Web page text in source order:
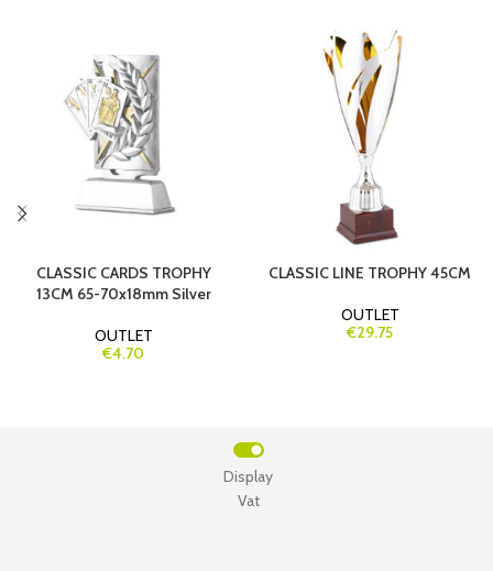
CLASSIC CARDS TROPHY
13CM 65-70x18mm Silver
OUTLET
€4.70
CLASSIC LINE TROPHY 45CM
OUTLET
€29.75
Vat
Display